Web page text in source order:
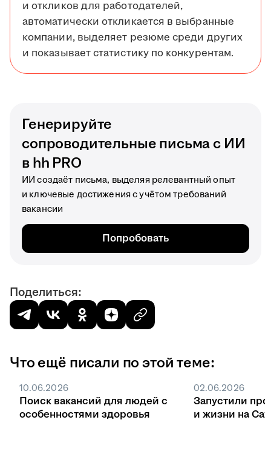
и откликов для работодателей,
автоматически откликается в выбранные
компании, выделяет резюме среди других
и показывает статистику по конкурентам.
Генерируйте
сопроводительные письма с ИИ
в hh PRO
ИИ создаёт письма, выделяя релевантный опыт
и ключевые достижения с учётом требований
вакансии
Попробовать
Поделиться:
Что ещё писали по этой теме:
10.06.2026
Поиск вакансий для людей с
особенностями здоровья
02.06.2026
Запустили
и жизни на